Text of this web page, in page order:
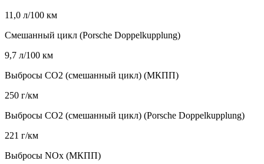
11,0 л/100 км
Смешанный цикл (Porsche Doppelkupplung)
9,7 л/100 км
Выбросы CO2 (смешанный цикл) (МКПП)
250 г/км
Выбросы CO2 (смешанный цикл) (Porsche Doppelkupplung)
221 г/км
Выбросы NOx (МКПП)